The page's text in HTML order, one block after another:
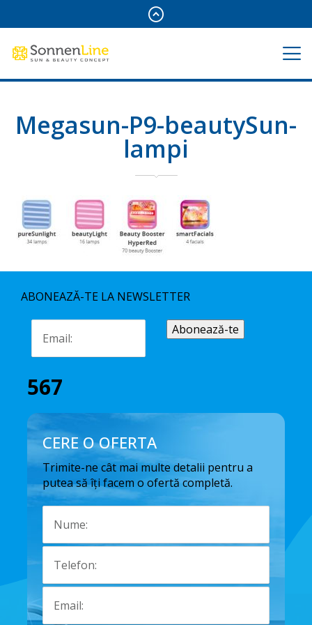
Megasun-P9-beautySun-
lampi
ABONEAZĂ-TE LA NEWSLETTER
567
CERE O OFERTA
Trimite-ne cât mai multe detalii pentru a
putea să îți facem o ofertă completă.